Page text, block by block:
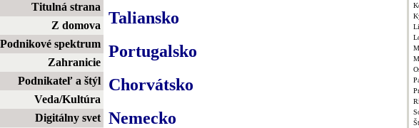
Titulná strana
Z domova
Podnikové spektrum
Zahranicie
Podnikateľ a štýl
Veda/Kultúra
Digitálny svet
Taliansko
Portugalsko
Chorvátsko
Nemecko